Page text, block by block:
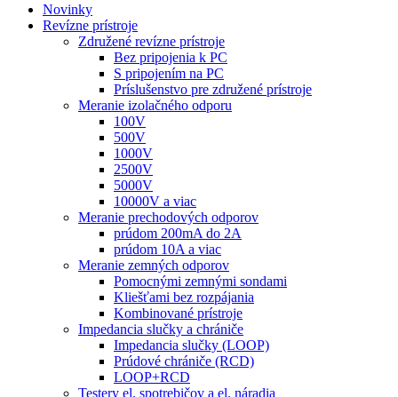
Novinky
Revízne prístroje
Združené revízne prístroje
Bez pripojenia k PC
S pripojením na PC
Príslušenstvo pre združené prístroje
Meranie izolačného odporu
100V
500V
1000V
2500V
5000V
10000V a viac
Meranie prechodových odporov
prúdom 200mA do 2A
prúdom 10A a viac
Meranie zemných odporov
Pomocnými zemnými sondami
Kliešťami bez rozpájania
Kombinované prístroje
Impedancia slučky a chrániče
Impedancia slučky (LOOP)
Prúdové chrániče (RCD)
LOOP+RCD
Testery el. spotrebičov a el. náradia